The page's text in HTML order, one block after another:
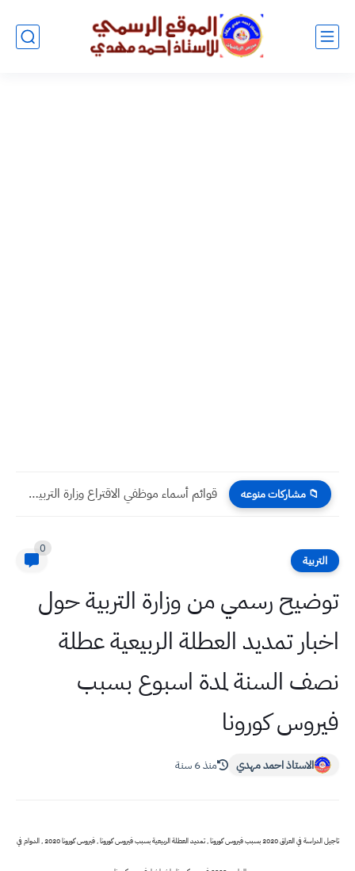
📁 مشاركات منوعه قوائم أسماء موظفي الاقتراع وزارة التربية المشاركين في انتخابات مجالس...
التربية
0
توضيح رسمي من وزارة التربية حول
اخبار تمديد العطلة الربيعية عطلة
نصف السنة لمدة اسبوع بسبب
فيروس كورونا
الاستاذ احمد مهدي منذ 6 سنة
تاجيل الدراسة في العراق 2020 بسبب فيروس كورونا , تمديد العطلة الربيعية بسبب فيروس كورونا , فيروس كورونا 2020 , الدوام في